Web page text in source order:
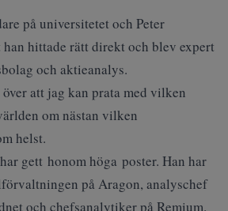
på universitetet och Peter
hittade rätt direkt och blev expert
och aktieanalys.
att jag kan prata med vilken
om nästan vilken
helst.
gett honom höga poster. Han har
på Aragon, analyschef
och chefsanalytiker på Remium.